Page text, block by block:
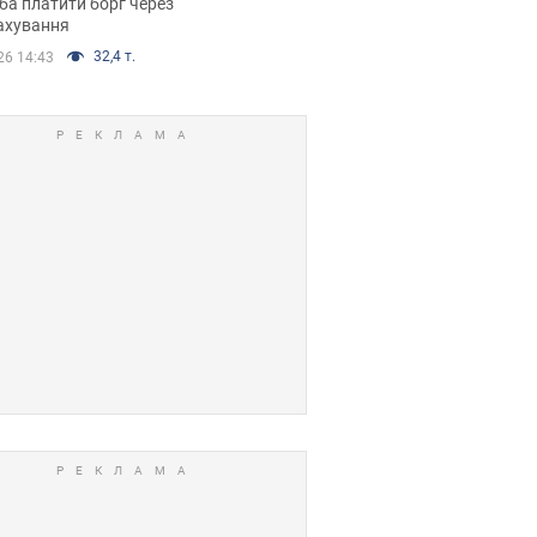
рішення
14:43 32,4 т.